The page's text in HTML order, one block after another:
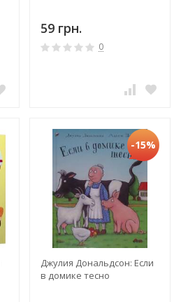
59 грн.
0
-15%
Джулия Дональдсон: Если
в домике тесно